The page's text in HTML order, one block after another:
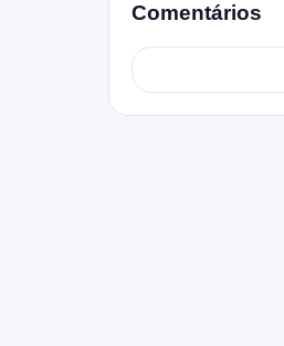
Comentários